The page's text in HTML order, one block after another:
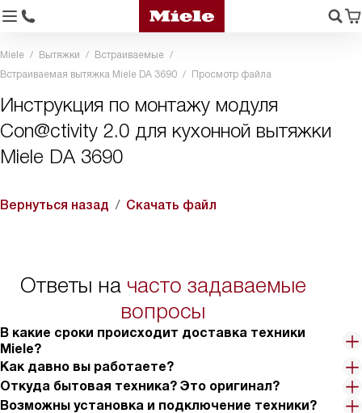
Miele Вытяжки
Встраиваемые
Встраиваемая вытяжка Miele DA 3690
Просмотр файла
Инструкция по монтажу модуля
Con@ctivity 2.0 для кухонной вытяжки
Miele DA 3690
Вернуться назад Скачать файл
Ответы на часто задаваемые
вопросы
В какие сроки происходит доставка техники
Miele?
Как давно вы работаете?
Откуда бытовая техника? Это оригинал?
Возможны установка и подключение техники?